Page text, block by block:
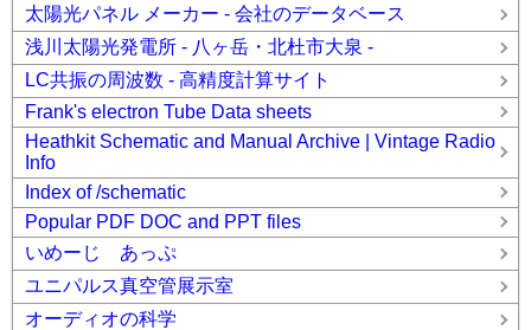
太陽光パネル メーカー - 会社のデータベース
浅川太陽光発電所 - 八ヶ岳・北杜市大泉 -
LC共振の周波数 - 高精度計算サイト
Frank's electron Tube Data sheets
Heathkit Schematic and Manual Archive | Vintage Radio
Info
Index of /schematic
Popular PDF DOC and PPT files
いめーじ あっぷ
ユニパルス真空管展示室
オーディオの科学